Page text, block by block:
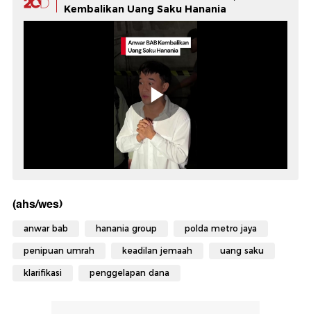
Kembalikan Uang Saku Hanania
(ahs/wes)
anwar bab hanania group polda metro jaya
penipuan umrah keadilan jemaah uang saku
klarifikasi penggelapan dana